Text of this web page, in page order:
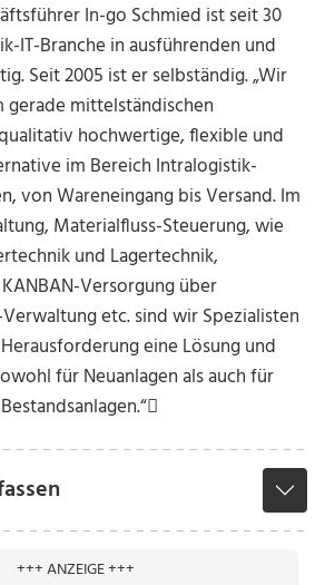
In-go Schmied ist seit 30
IT-Branche in ausführenden und
Seit 2005 ist er selbständig. „Wir
gerade mittelständischen
hochwertige, flexible und
im Bereich Intralogistik-
von Wareneingang bis Versand. Im
Materialfluss-Steuerung, wie
und Lagertechnik,
Versorgung über
etc. sind wir Spezialisten
eine Lösung und
für Neuanlagen als auch für

+++ ANZEIGE +++